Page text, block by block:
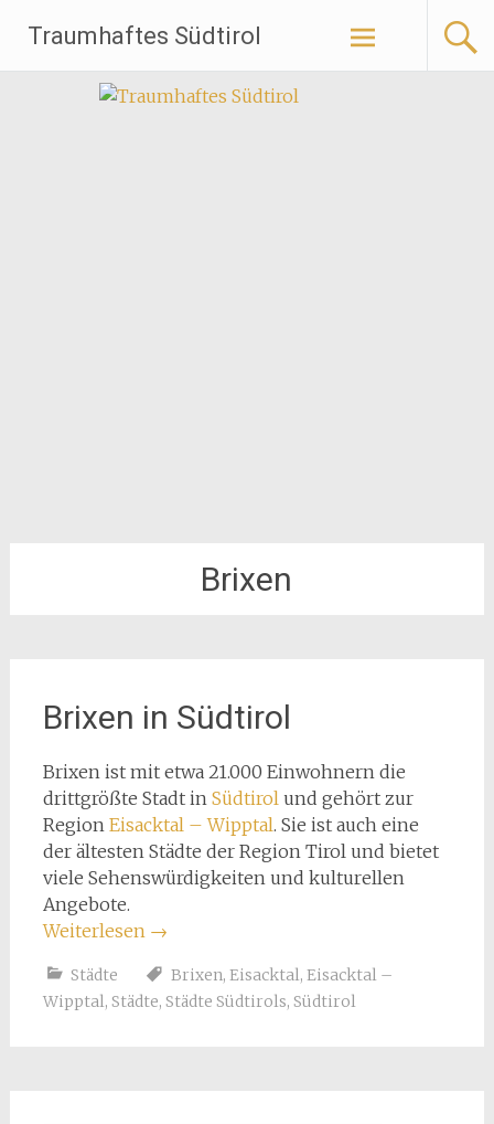
Traumhaftes Südtirol
Weiter
Brixen
Brixen in Südtirol
Brixen ist mit etwa 21.000 Einwohnern die
drittgrößte Stadt in Südtirolund gehört zur
Region Eisacktal – Wipptal. Sie ist auch eine
der ältesten Städte der Region Tirol und bietet
viele Sehenswürdigkeiten und kulturellen
Angebote.
Weiterlesen →
Städte Brixen, Eisacktal, Eisacktal –
Wipptal, Städte, Städte Südtirols, Südtirol